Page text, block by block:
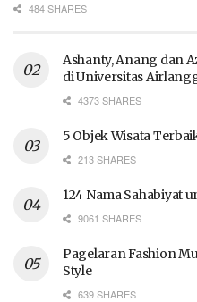
484 SHARES
Ashanty, Anang dan
di Universitas
4373 SHARES
5 Objek Wisata
213 SHARES
124 Nama Sahabiyat
9061 SHARES
Pagelaran Fashion
Style
639 SHARES